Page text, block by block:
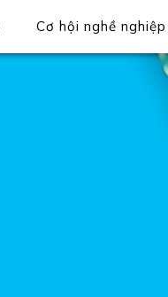
Cơ hội nghề nghiệp